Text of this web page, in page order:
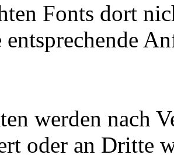
Fonts dort
werden nach
oder an Dritte